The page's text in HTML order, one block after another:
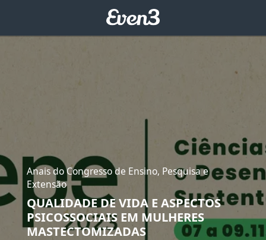
Anais do Congresso de Ensino, Pesquisa e
Extensão
QUALIDADE DE VIDA E ASPECTOS
PSICOSSOCIAIS EM MULHERES
MASTECTOMIZADAS